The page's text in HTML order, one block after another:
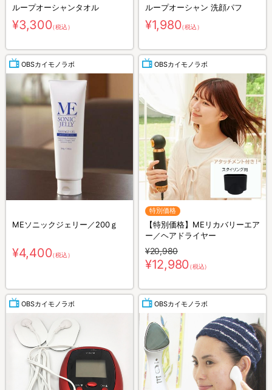
ループオーシャンタオル
¥3,300（税込）
ループオーシャン 洗顔パフ
¥1,980（税込）
OBSカイモノラボ
MEソニックジェリー／200ｇ
¥4,400（税込）
OBSカイモノラボ
特別価格
【特別価格】MEリカバリーエア
ー／ヘアドライヤー
¥20,980
¥12,980（税込）
OBSカイモノラボ OBSカイモノラボ